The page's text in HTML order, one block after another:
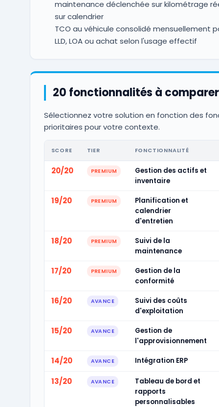
maintenance déclenchée sur kilométrage
sur calendrier
TCO au véhicule consolidé mensuellement
LLD, LOA ou achat selon l'usage effectif
20 fonctionnalités à comparer
Sélectionnez votre solution en fonction des
prioritaires pour votre contexte.
SCORE TIER FONCTIONNALITÉ
20/20 PREMIUM
Gestion des actifs et
inventaire
19/20 PREMIUM
Planification et
calendrier
d'entretien
18/20 PREMIUM
Suivi de la
maintenance
17/20 PREMIUM
Gestion de la
conformité
16/20 AVANCE
Suivi des coûts
d'exploitation
15/20 AVANCE
Gestion de
l'approvisionnement
14/20 AVANCE Intégration ERP
13/20 AVANCE
Tableau de bord et
rapports
personnalisables